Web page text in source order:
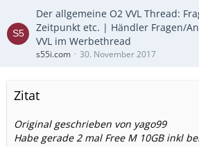
Der allgemeine O2 VVL Thread:
Zeitpunkt etc. | Händler Fragen/
VVL im Werbethread
s55i.com 30. November 2017
Zitat
Original geschrieben von yago99
Habe gerade 2 mal Free M 10GB inkl